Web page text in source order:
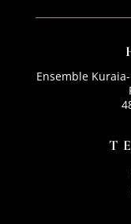
Ensemble